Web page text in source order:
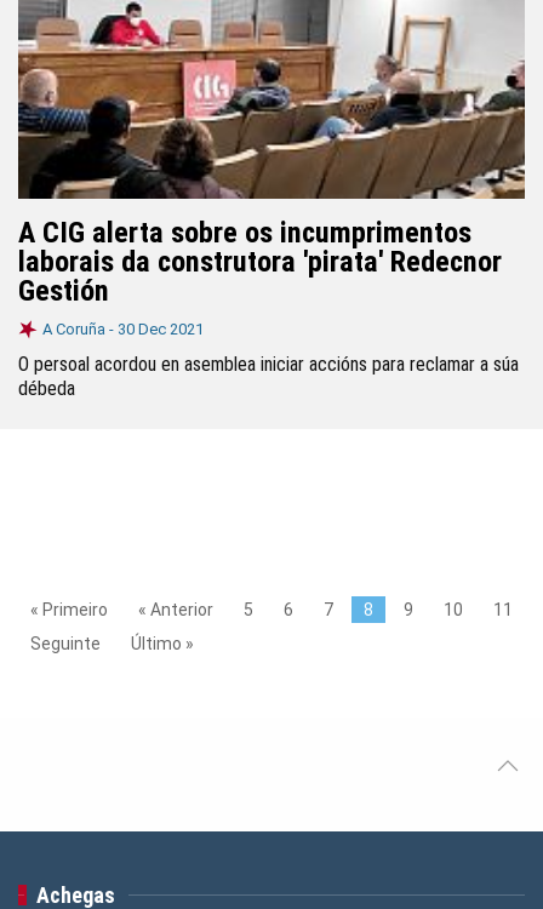
A CIG alerta sobre os incumprimentos
laborais da construtora 'pirata' Redecnor
Gestión
A Coruña - 30 Dec 2021
O persoal acordou en asemblea iniciar accións para reclamar a súa
débeda
« Primeiro « Anterior 5 6 7 8 9 10
11
Seguinte
Último »
Achegas